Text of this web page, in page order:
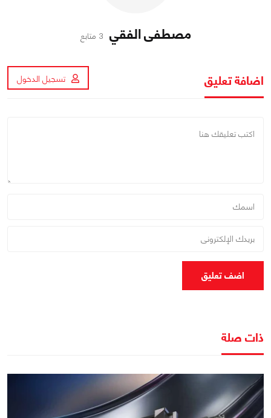
مصطفى الفقي 3 متابع
اضافة تعليق تسجيل الدخول
اضف تعليق
ذات صلة